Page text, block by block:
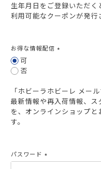
生年月日をご登録いただ
利用可能なクーポンが発
お得な情報配信
可
否
「ホビーラホビーレ メー
最新情報や再入荷情報、
を、オンラインショップ
す。
パスワード